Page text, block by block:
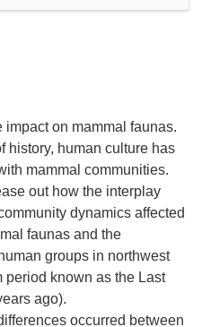
on mammal faunas.
history, human culture has
mammal communities.
out how the interplay
dynamics affected
faunas and the
groups in northwest
period known as the Last
ago).
occurred between